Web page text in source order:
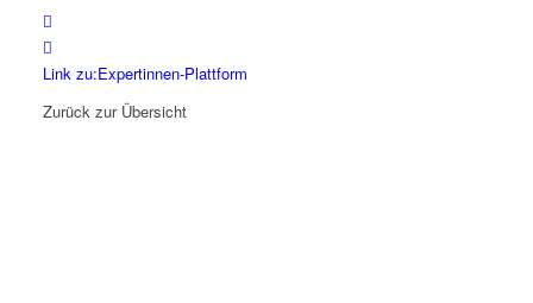
Link zu:Expertinnen-Plattform
Zurück zur Übersicht